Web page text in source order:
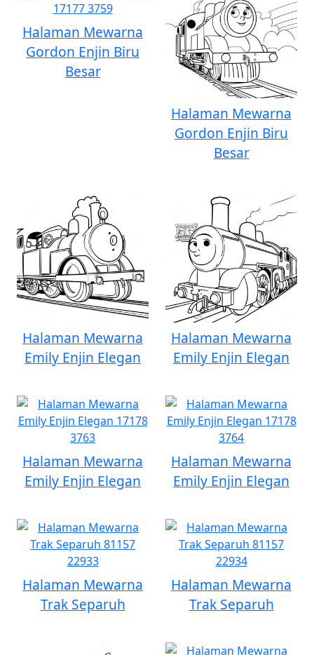
Halaman Mewarna
Gordon Enjin Biru
Besar
Halaman Mewarna
Gordon Enjin Biru
Besar
Halaman Mewarna
Emily Enjin Elegan
Halaman Mewarna
Emily Enjin Elegan
Halaman Mewarna
Emily Enjin Elegan
Halaman Mewarna
Emily Enjin Elegan
Halaman Mewarna
Trak Separuh
Halaman Mewarna
Trak Separuh